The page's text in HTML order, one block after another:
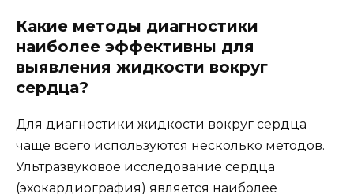
Какие методы диагностики
наиболее эффективны для
выявления жидкости вокруг
сердца?
Для диагностики жидкости вокруг сердца
чаще всего используются несколько методов.
Ультразвуковое исследование сердца
(эхокардиография) является наиболее